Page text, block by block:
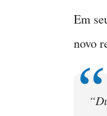
Em
novo